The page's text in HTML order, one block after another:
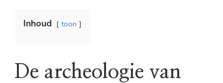
Inhoud toon
De archeologie van